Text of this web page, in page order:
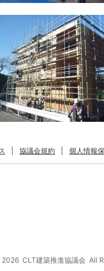
協議会規約 個人情報
2026 CLT建築推進協議会 All